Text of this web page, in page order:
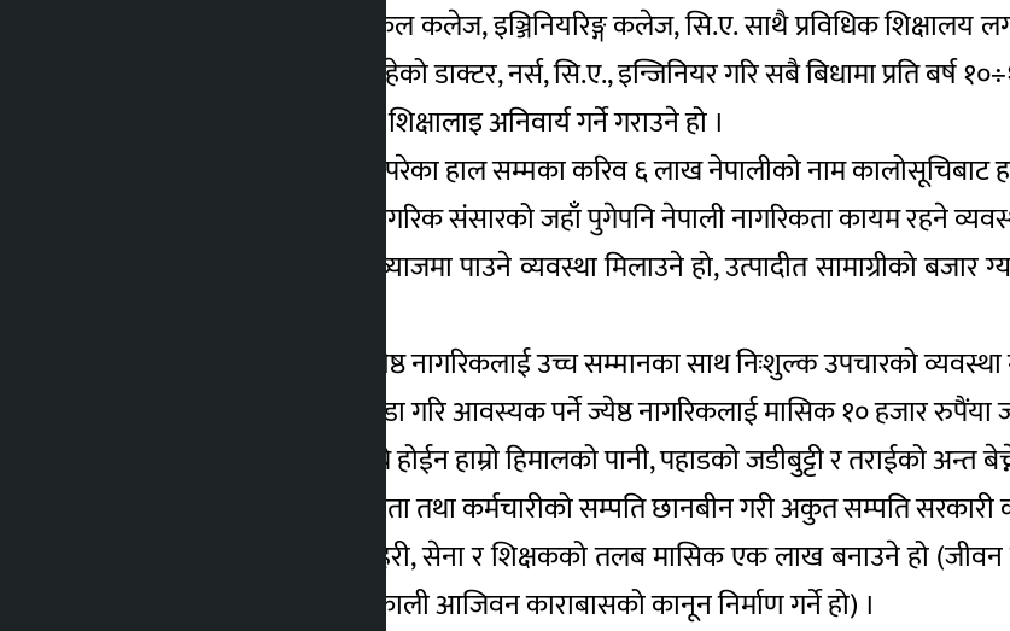
(१४) +२ गरि नेपालमै मेडिकल कलेज, इञ्जिनियरिङ्ग कलेज, सि.ए. साथै प्रविधिक
हाल संसारलाई आवश्यक रहेको डाक्टर, नर्स, सि.ए., इन्जिनियर गरि सबै बिधामा प्रति बर्ष
(१५) संस्कृत भाषा र नैतिक शिक्षालाइ अनिवार्य गर्ने गराउने हो ।
(१६) बैंकबाट कालोसूचिमा परेका हाल सम्मका करिव ६ लाख नेपालीको नाम कालोसूचिबाट
(१७) नेपालमा जन्मिएको नागरिक संसारको जहाँ पुगेपनि नेपाली नागरिकता कायम रहने
(१८) कृषि ऋण २ प्रतिशत व्याजमा पाउने व्यवस्था मिलाउने हो, उत्पादीत सामाग्रीको बजार
(१९) ६५ वर्ष उमेर पुगेका ज्येष्ठ नागरिकलाई उच्च सम्मानका साथ निःशुल्क उपचारको व्यवस्था
(२०) ज्येष्ठ नागरिक कोष खडा गरि आवस्यक पर्ने ज्येष्ठ नागरिकलाई मासिक १० हजार रुपैंया
(२१) बिदेशमा हाम्रा युवा बेच्ने होईन हाम्रो हिमालको पानी, पहाडको जडीबुट्टी र तराईको अन्त
(२२) २०४६ साल पछिका नेता तथा कर्मचारीको सम्पति छानबीन गरी अकुत सम्पति सरकारी
(२३) निजामती कर्मचारी प्रहरी, सेना र शिक्षकको तलब मासिक एक लाख बनाउने हो (जीवन
भएको पाईए जागीरबाट निकाली आजिवन काराबासको कानून निर्माण गर्ने हो) ।